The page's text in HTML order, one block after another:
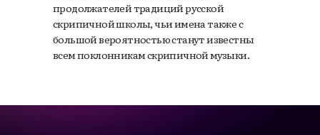
продолжателей традиций русской
скрипичной школы, чьи имена также с
большой вероятностью станут известны
всем поклонникам скрипичной музыки.
Купить билет
Москва,
Культурный центр
на Арбате